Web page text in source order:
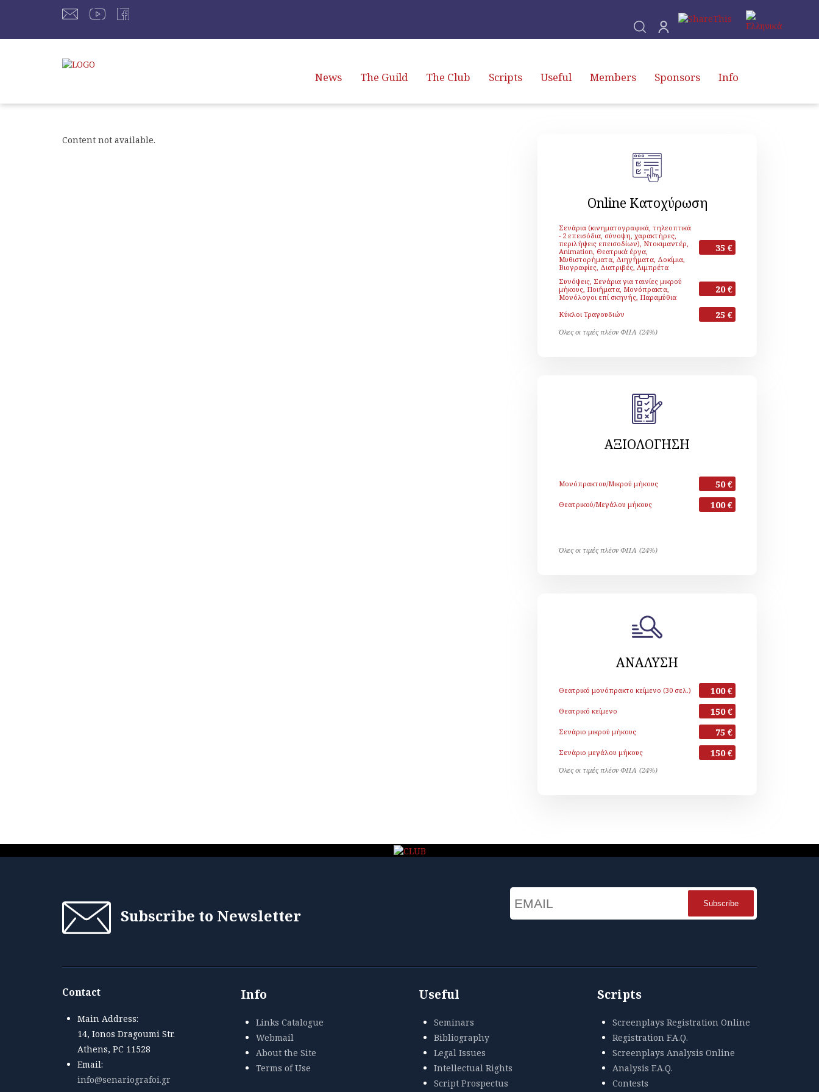
News The Guild The Club Scripts Useful Members Sponsors Info
Content not available.
Online Κατοχύρωση
Σενάρια (κινηματογραφικά, τηλεοπτικά
- 2 επεισόδια, σύνοψη, χαρακτήρες,
περιλήψεις επεισοδίων), Ντοκιμαντέρ,
Animation, Θεατρικά έργα,
Μυθιστορήματα, Διηγήματα, Δοκίμια,
Βιογραφίες, Διατριβές, Λιμπρέτα
35 €
Συνόψεις, Σενάρια για ταινίες μικρού
μήκους, Ποιήματα, Μονόπρακτα,
Μονόλογοι επί σκηνής, Παραμύθια
20 €
Κύκλοι Τραγουδιών 25 €
Όλες οι τιμές πλέον ΦΠΑ (24%)
ΑΞΙΟΛΟΓΗΣΗ
Μονόπρακτου/Μικρού μήκους 50 €
Θεατρικού/Μεγάλου μήκους 100 €
Όλες οι τιμές πλέον ΦΠΑ (24%)
ΑΝΑΛΥΣΗ
Θεατρικό μονόπρακτο κείμενο (30 σελ.) 100 €
Θεατρικό κείμενο 150 €
Σενάριο μικρού μήκους 75 €
Σενάριο μεγάλου μήκους 150 €
Όλες οι τιμές πλέον ΦΠΑ (24%)
Subscribe to Newsletter
Name
Contact
Main Address:
14, Ionos Dragoumi Str.
Athens, PC 11528
Email:
info@senariografoi.gr
Info
Links Catalogue
Webmail
About the Site
Terms of Use
Useful
Seminars
Bibliography
Legal Issues
Intellectual Rights
Script Prospectus
Scripts
Screenplays Registration Online
Registration F.A.Q.
Screenplays Analysis Online
Analysis F.A.Q.
Contests